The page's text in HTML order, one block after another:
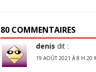
80 COMMENTAIRES
denis dit :
19 AOÛT 2021 À 8 H 20